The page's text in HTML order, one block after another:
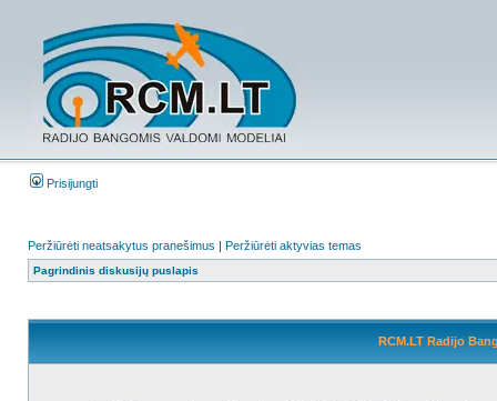
Prisijungti
Peržiūrėti neatsakytus pranešimus | Peržiūrėti aktyvias temas
Pagrindinis diskusijų puslapis
RCM.LT Radijo